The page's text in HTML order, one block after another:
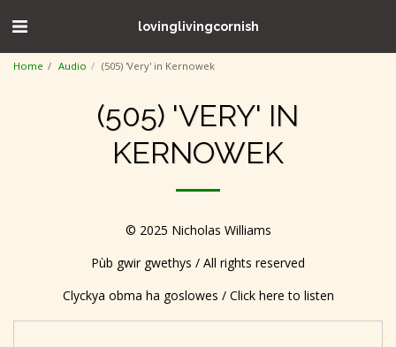
lovinglivingcornish
Home Audio (505) 'Very' in Kernowek
(505) 'VERY' IN
KERNOWEK
© 2025 Nicholas Williams
Pùb gwir gwethys / All rights reserved
Clyckya obma ha goslowes / Click here to listen